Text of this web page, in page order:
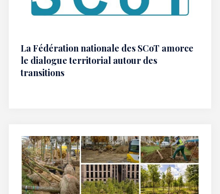
La Fédération nationale des SCoT amorce
le dialogue territorial autour des
transitions